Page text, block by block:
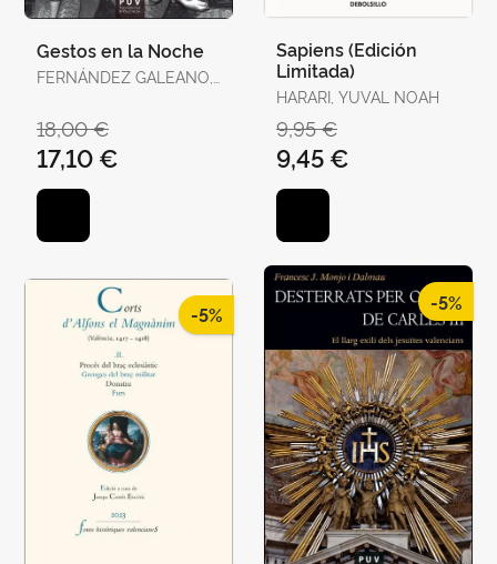
Gestos en la Noche
FERNÁNDEZ GALEANO,
18,00 €
17,10 €
Sapiens (Edición
Limitada)
HARARI, YUVAL NOAH
9,95 €
9,45 €
-5%
-5%